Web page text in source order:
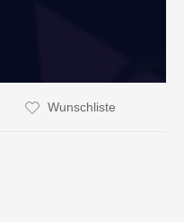
Wunschliste